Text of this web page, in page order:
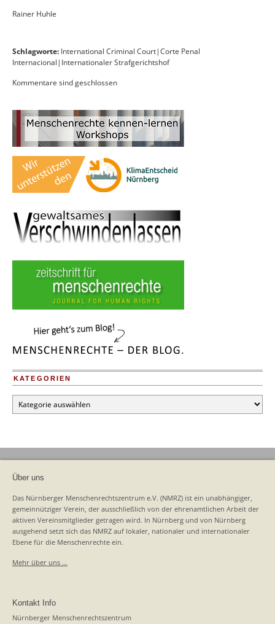
Rainer Huhle
Schlagworte: International Criminal Court|Corte Penal
Internacional|Internationaler Strafgerichtshof
Kommentare sind geschlossen
KATEGORIEN
Kategorien
Über uns
Das Nürnberger Menschenrechtszentrum e.V. (NMRZ) ist ein unabhängiger,
gemeinnütziger Verein, der ausschließlich von der ehrenamtlichen Arbeit der
aktiven Vereinsmitglieder getragen wird. In Nürnberg und von Nürnberg
ausgehend setzt sich das NMRZ auf lokaler, nationaler und internationaler
Ebene für die Menschenrechte ein.
Mehr über uns …
Kontakt Info
Nürnberger Menschenrechtszentrum